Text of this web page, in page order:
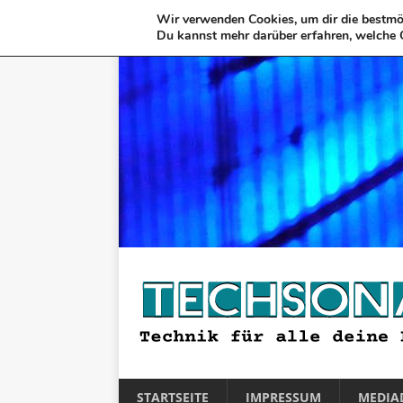
STARTSEITE IMPRESSUM
Wir verwenden Cookies, um dir die
Du kannst mehr darüber erfahren,